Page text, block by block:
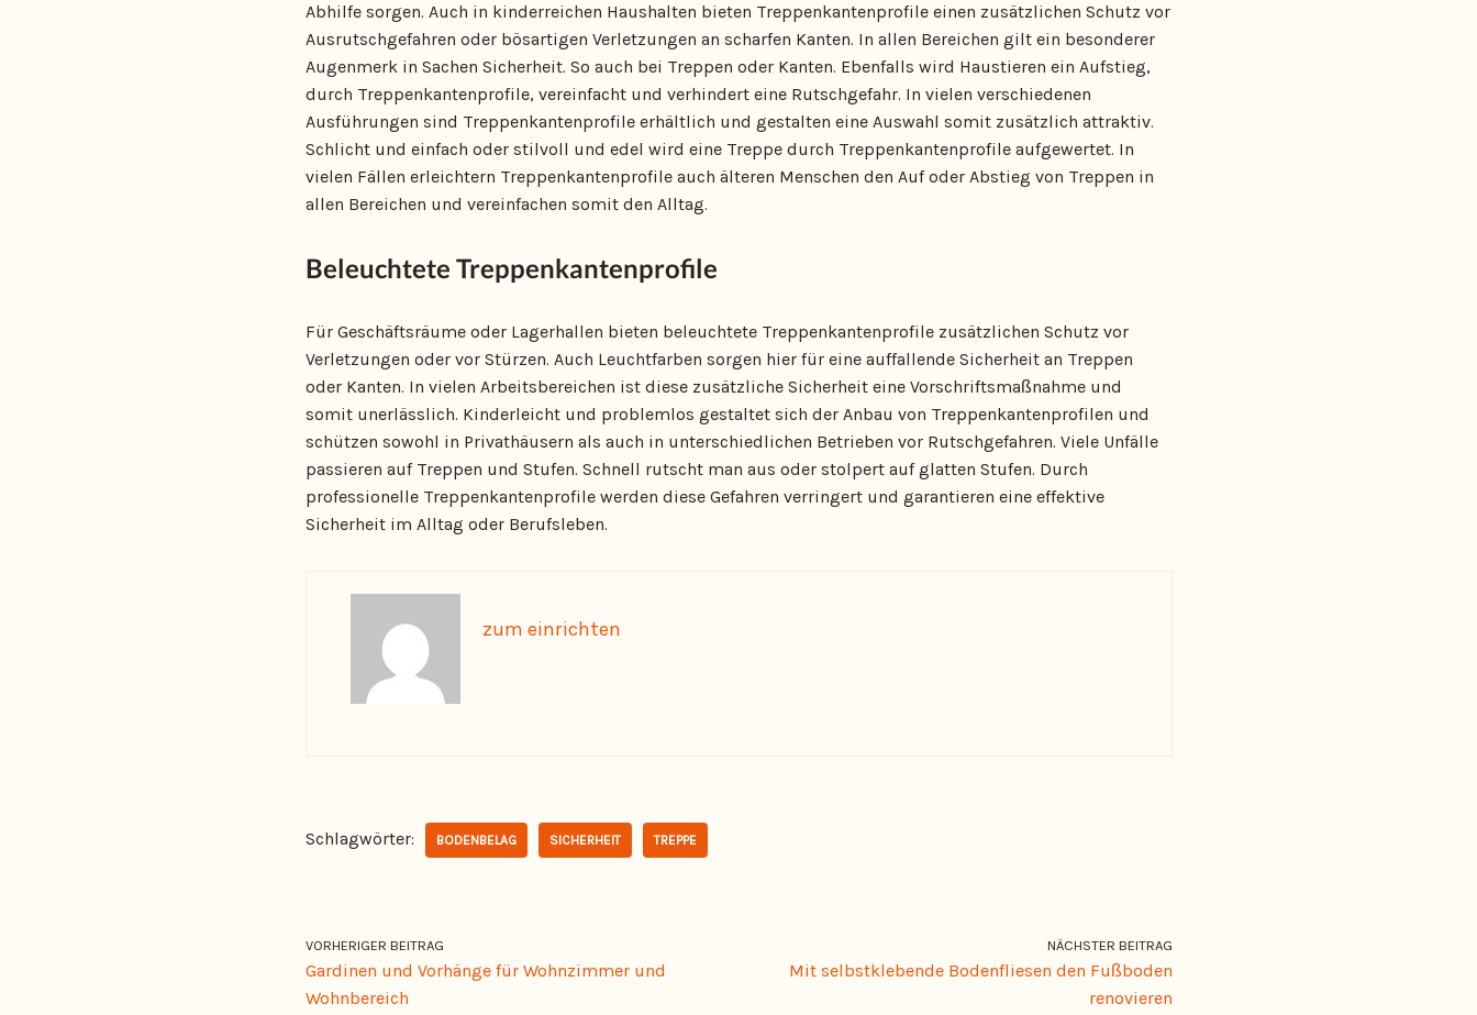
Abhilfe sorgen. Auch in kinderreichen Haushalten bieten Treppenkantenprofile einen zusätzlichen Schutz vor
Ausrutschgefahren oder bösartigen Verletzungen an scharfen Kanten. In allen Bereichen gilt ein besonderer
Augenmerk in Sachen Sicherheit. So auch bei Treppen oder Kanten. Ebenfalls wird Haustieren ein Aufstieg,
durch Treppenkantenprofile, vereinfacht und verhindert eine Rutschgefahr. In vielen verschiedenen
Ausführungen sind Treppenkantenprofile erhältlich und gestalten eine Auswahl somit zusätzlich attraktiv.
Schlicht und einfach oder stilvoll und edel wird eine Treppe durch Treppenkantenprofile aufgewertet. In
vielen Fällen erleichtern Treppenkantenprofile auch älteren Menschen den Auf oder Abstieg von Treppen in
allen Bereichen und vereinfachen somit den Alltag.
Beleuchtete Treppenkantenprofile
Für Geschäftsräume oder Lagerhallen bieten beleuchtete Treppenkantenprofile zusätzlichen Schutz vor
Verletzungen oder vor Stürzen. Auch Leuchtfarben sorgen hier für eine auffallende Sicherheit an Treppen
oder Kanten. In vielen Arbeitsbereichen ist diese zusätzliche Sicherheit eine Vorschriftsmaßnahme und
somit unerlässlich. Kinderleicht und problemlos gestaltet sich der Anbau von Treppenkantenprofilen und
schützen sowohl in Privathäusern als auch in unterschiedlichen Betrieben vor Rutschgefahren. Viele Unfälle
passieren auf Treppen und Stufen. Schnell rutscht man aus oder stolpert auf glatten Stufen. Durch
professionelle Treppenkantenprofile werden diese Gefahren verringert und garantieren eine effektive
Sicherheit im Alltag oder Berufsleben.
zum einrichten
Schlagwörter: BODENBELAG SICHERHEIT TREPPE
VORHERIGER BEITRAG
Gardinen und Vorhänge für Wohnzimmer und
Wohnbereich
NÄCHSTER BEITRAG
Mit selbstklebende Bodenfliesen den Fußboden
renovieren